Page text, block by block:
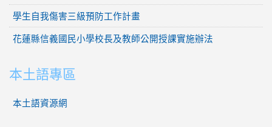
學生自我傷害三級預防工作計畫
花蓮縣信義國民小學校長及教師公開授課實施辦法
本土語專區
本土語資源網